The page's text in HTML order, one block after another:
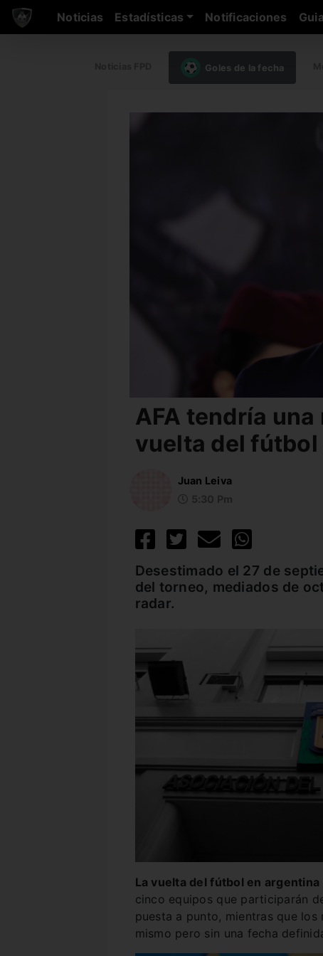
Noticias Estadísticas Notificaciones
Goles de la fecha
AFA tendría
vuelta del
Juan Leiva
Desestimado el 27 de
del torneo, mediados de
radar.
La vuelta del fútbol en
cinco equipos que participarán
puesta a punto, mientras que
mismo pero sin una fecha